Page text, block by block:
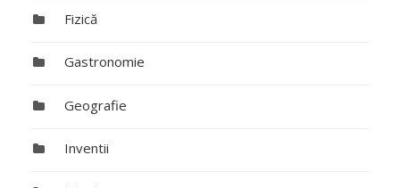
Fizică
Gastronomie
Geografie
Inventii